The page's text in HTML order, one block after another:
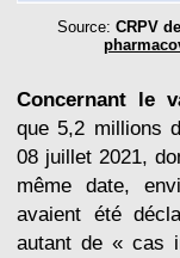
Source: CRPV
Concernant le
que 5,2 millions
08 juillet 2021,
même date,
avaient été
autant de « cas